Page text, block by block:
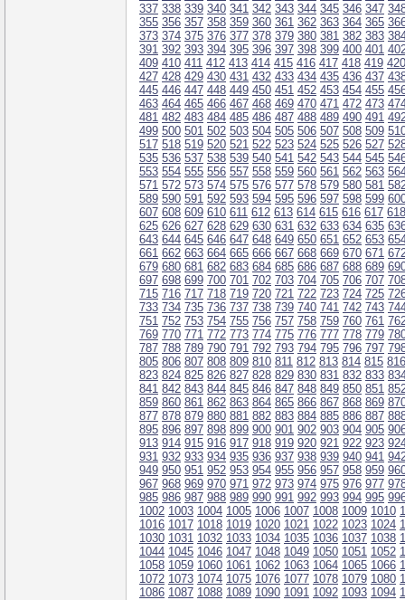
337 338 339 340 341 342 343 344 345 346 347
355 356 357 358 359 360 361 362 363 364 365
373 374 375 376 377 378 379 380 381 382 383
391 392 393 394 395 396 397 398 399 400 401
409 410 411 412 413 414 415 416 417 418 419 420
427 428 429 430 431 432 433 434 435 436 437
445 446 447 448 449 450 451 452 453 454 455
463 464 465 466 467 468 469 470 471 472 473
481 482 483 484 485 486 487 488 489 490 491
499 500 501 502 503 504 505 506 507 508 509
517 518 519 520 521 522 523 524 525 526 527
535 536 537 538 539 540 541 542 543 544 545
553 554 555 556 557 558 559 560 561 562 563
571 572 573 574 575 576 577 578 579 580 581
589 590 591 592 593 594 595 596 597 598 599
607 608 609 610 611 612 613 614 615 616 617 618
625 626 627 628 629 630 631 632 633 634 635
643 644 645 646 647 648 649 650 651 652 653
661 662 663 664 665 666 667 668 669 670 671
679 680 681 682 683 684 685 686 687 688 689
697 698 699 700 701 702 703 704 705 706 707
715 716 717 718 719 720 721 722 723 724 725
733 734 735 736 737 738 739 740 741 742 743
751 752 753 754 755 756 757 758 759 760 761
769 770 771 772 773 774 775 776 777 778 779
787 788 789 790 791 792 793 794 795 796 797
805 806 807 808 809 810 811 812 813 814 815 816
823 824 825 826 827 828 829 830 831 832 833
841 842 843 844 845 846 847 848 849 850 851
859 860 861 862 863 864 865 866 867 868 869
877 878 879 880 881 882 883 884 885 886 887
895 896 897 898 899 900 901 902 903 904 905
913 914 915 916 917 918 919 920 921 922 923
931 932 933 934 935 936 937 938 939 940 941
949 950 951 952 953 954 955 956 957 958 959
967 968 969 970 971 972 973 974 975 976 977
985 986 987 988 989 990 991 992 993 994 995
1002 1003 1004 1005 1006 1007 1008 1009 1010
1016 1017 1018 1019 1020 1021 1022 1023 1024
1030 1031 1032 1033 1034 1035 1036 1037 1038
1044 1045 1046 1047 1048 1049 1050 1051 1052
1058 1059 1060 1061 1062 1063 1064 1065 1066
1072 1073 1074 1075 1076 1077 1078 1079 1080
1086 1087 1088 1089 1090 1091 1092 1093 1094